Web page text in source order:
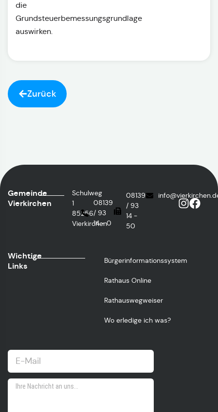
die
Grundsteuerbemessungsgrundlage
auswirken.
Zurück
Gemeinde
Vierkirchen
Schulweg
1
85256
Vierkirchen
08139
/ 93
14 - 0
08139
/ 93
14 -
50
Wichtige
Links
Bürgerinformationssystem
Rathaus Online
Rathauswegweiser
Wo erledige ich was?